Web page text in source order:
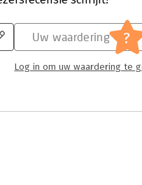
Uw waardering ?
Log in om uw waardering te